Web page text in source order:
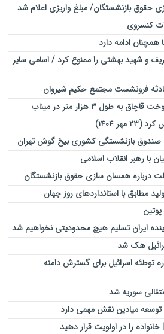
بازنشستگان/ مبلغ واریزی اعلام شد
کنسروی
ادامه دارد
و شهید بهشتی را ممنوع کرد / اسامی سایر
فرونشست مجتمع حکیم شیروان
طول ۳ هزار متر در ‌میناب
۱۴۰۴)
صندوق بازنشستگی کشوری بیخ گوش تهران
با رهبر انقلاب اسلامی
درباره همسان سازی حقوق بازنشستگان
مطابق با استانداردهای روز جهان
ایران تسلیم هیچ محدودیتی نخواهیم شد
هک شد
توطئه اسرائیل برای گسترش دامنه
سوریه شد
توسعه میادین نقش مهمی دارد